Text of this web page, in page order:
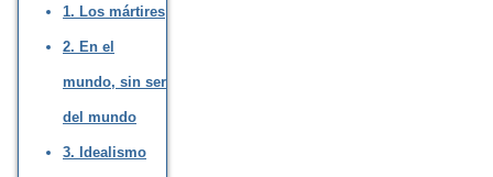
1. Los mártires
2. En el
mundo, sin ser
del mundo
3. Idealismo